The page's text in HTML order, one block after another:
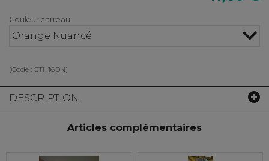
Couleur carreau
Orange Nuancé
(Code : CTH16ON)
DESCRIPTION
Articles complémentaires